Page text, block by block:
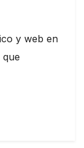
y web en